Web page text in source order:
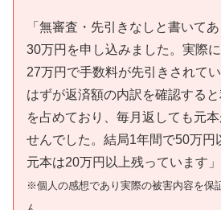
「無審査・先引きなしと書いて
30万円を申し込みました。実際
27万円で手数料が先引きされて
はずが返済額の内訳を確認する
を占めており、毎月返しても元
せんでした。結局1年間で50万円
元本は20万円以上残っています」
※個人の感想であり実際の被害内容を保